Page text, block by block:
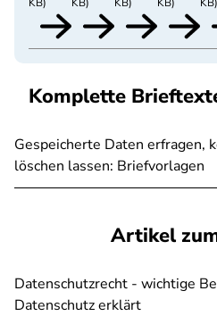
Komplette
Gespeicherte Daten erfragen,
löschen lassen: Briefvorlagen
Artikel
Datenschutzrecht - wichtige
Datenschutz erklärt